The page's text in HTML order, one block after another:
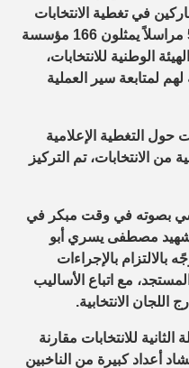
في تغطية الانتخابات
في هذه المرحلة، البالغ عددهم 570 مراسلاً يمثلون 166 مؤسسة
الوطنية للانتخابات،
لمتابعة سير العملية
حول التغطية الإعلامية
من الانتخابات، تم التركيز
بصوته في وقت مبكر في
مصطفى يسري أبو
بالإجراءات
مع اتباع الأساليب
اللجان الانتخابية.
للانتخابات مقارنة
أعداد كبيرة من الناخبين